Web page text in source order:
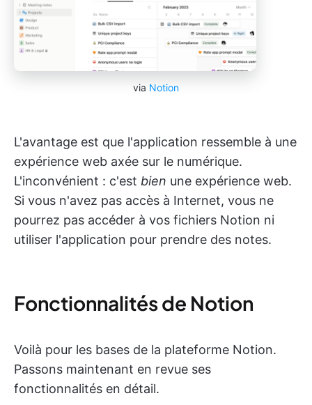
via Notion
L'avantage est que l'application ressemble à une
expérience web axée sur le numérique.
L'inconvénient : c'est bien une expérience web.
Si vous n'avez pas accès à Internet, vous ne
pourrez pas accéder à vos fichiers Notion ni
utiliser l'application pour prendre des notes.
Fonctionnalités de Notion
Voilà pour les bases de la plateforme Notion.
Passons maintenant en revue ses
fonctionnalités en détail.